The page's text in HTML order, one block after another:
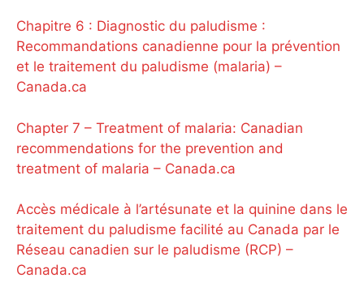
Chapitre 6 : Diagnostic du paludisme :
Recommandations canadienne pour la prévention
et le traitement du paludisme (malaria) –
Canada.ca
Chapter 7 – Treatment of malaria: Canadian
recommendations for the prevention and
treatment of malaria – Canada.ca
Accès médicale à l’artésunate et la quinine dans le
traitement du paludisme facilité au Canada par le
Réseau canadien sur le paludisme (RCP) –
Canada.ca